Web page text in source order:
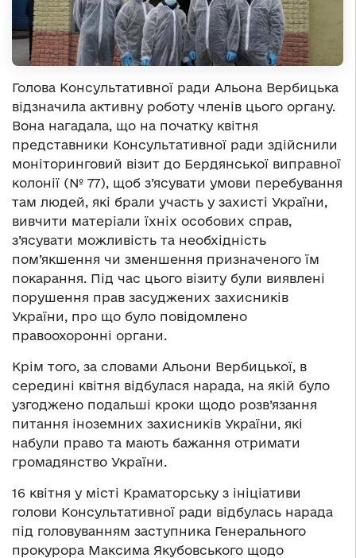
Голова Консультативної ради Альона Вербицька
відзначила активну роботу членів цього органу.
Вона нагадала, що на початку квітня
представники Консультативної ради здійснили
моніторинговий візит до Бердянської виправної
колонії (№ 77), щоб з’ясувати умови перебування
там людей, які брали участь у захисті України,
вивчити матеріали їхніх особових справ,
з’ясувати можливість та необхідність
пом’якшення чи зменшення призначеного їм
покарання. Під час цього візиту були виявлені
порушення прав засуджених захисників
України, про що було повідомлено
правоохоронні органи.
Крім того, за словами Альони Вербицької, в
середині квітня відбулася нарада, на якій було
узгоджено подальші кроки щодо розв’язання
питання іноземних захисників України, які
набули право та мають бажання отримати
громадянство України.
16 квітня у місті Краматорську з ініціативи
голови Консультативної ради відбулась нарада
під головуванням заступника Генерального
прокурора Максима Якубовського щодо